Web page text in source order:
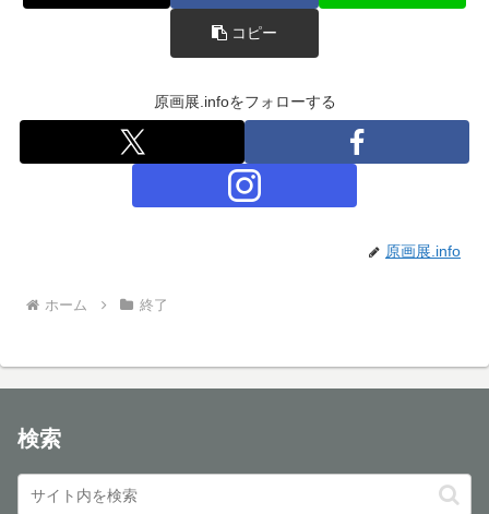
コピー
原画展.infoをフォローする
原画展.info
ホーム 終了
検索